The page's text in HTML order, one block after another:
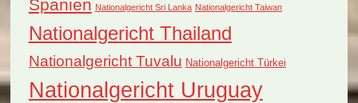
Spanien Nationalgericht Sri Lanka Nationalgericht Taiwan
Nationalgericht Thailand
Nationalgericht Tuvalu Nationalgericht Türkei
Nationalgericht Uruguay